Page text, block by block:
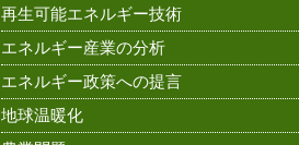
再生可能エネルギー技術
エネルギー産業の分析
エネルギー政策への提言
地球温暖化